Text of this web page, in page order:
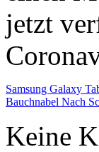
Samsung Galaxy
Bauchnabel Nach
Keine